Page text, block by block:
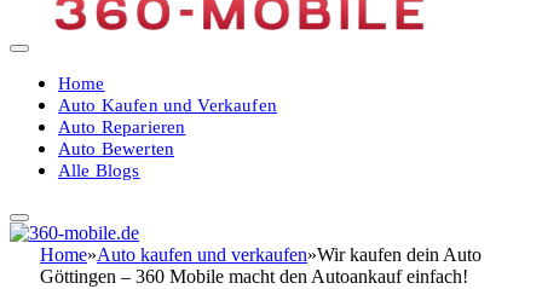
Home
Auto Kaufen und Verkaufen
Auto Reparieren
Auto Bewerten
Alle Blogs
Home»Auto kaufen und verkaufen»Wir kaufen dein Auto
Göttingen – 360 Mobile macht den Autoankauf einfach!